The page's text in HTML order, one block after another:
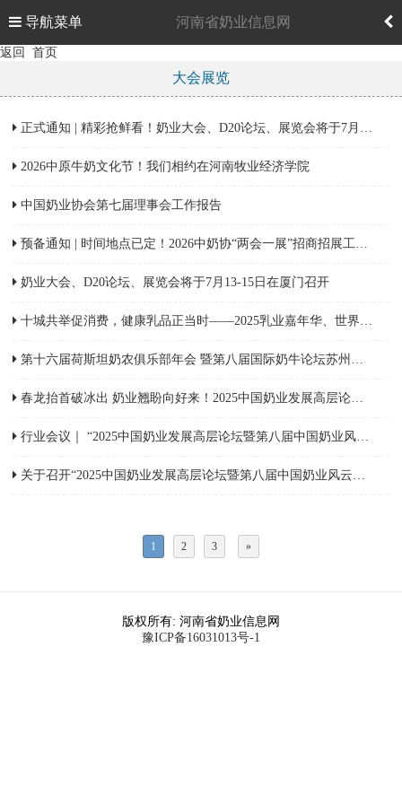
导航菜单 河南省奶业信息网
返回 首页
大会展览
正式通知 | 精彩抢鲜看！奶业大会、D20论坛、展览会将于7月8-10日在南昌召开
2026中原牛奶文化节！我们相约在河南牧业经济学院
中国奶业协会第七届理事会工作报告
预备通知 | 时间地点已定！2026中奶协“两会一展”招商招展工作正式启动，欢迎垂询洽谈！
奶业大会、D20论坛、展览会将于7月13-15日在厦门召开
十城共举促消费，健康乳品正当时——2025乳业嘉年华、世界牛奶日•全国乳品营养周系列活动应势启航
第十六届荷斯坦奶农俱乐部年会 暨第八届国际奶牛论坛苏州峰会
春龙抬首破冰出 奶业翘盼向好来！2025中国奶业发展高层论坛暨第八届中国奶业风云榜圆满召开
行业会议｜ “2025中国奶业发展高层论坛暨第八届中国奶业风云榜”定于3月1日举办
关于召开“2025中国奶业发展高层论坛暨第八届中国奶业风云榜”的通知
1 2 3 »
版权所有: 河南省奶业信息网
豫ICP备16031013号-1